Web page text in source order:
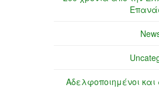
Αδελφοποιημένοι και